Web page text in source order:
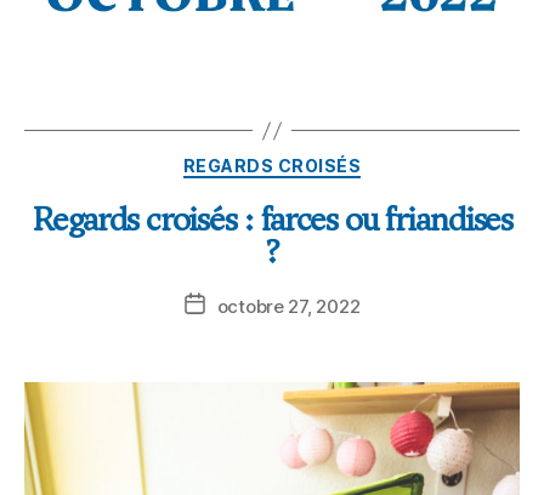
REGARDS CROISÉS
Regards croisés : farces ou friandises
?
octobre 27, 2022